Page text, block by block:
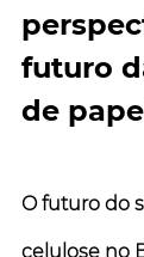
futuro
de
O futuro do
celulose no